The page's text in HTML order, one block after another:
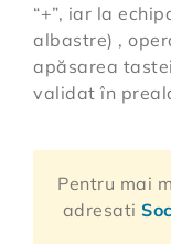
“+”, iar la
albastre) ,
apăsarea
validat în
Pentru mai
adresati